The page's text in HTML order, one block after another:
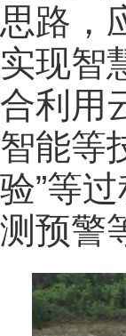
思路，
实现智
合利用
智能等
验”等
测预警